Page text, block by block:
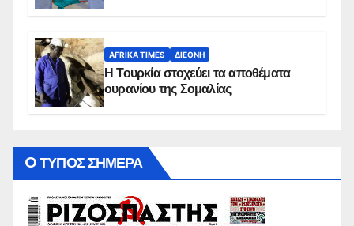
AFRIKA TIMES ΔΙΕΘΝΉ
Η Τουρκία στοχεύει τα αποθέματα
ουρανίου της Σομαλίας
O ΤΥΠΟΣ ΣΗΜΕΡΑ